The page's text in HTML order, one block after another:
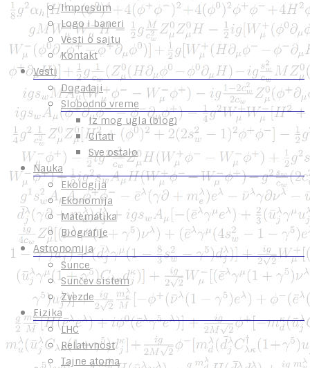
Impresum
Logo i baneri
Vesti o sajtu
Kontakt
Vesti
Događaji
Slobodno vreme
Iz mog ugla (blog)
Citati
Sve ostalo
Nauka
Ekologija
Ekonomija
Matematika
Biografije
Astronomija
Sunce
Sunčev sistem
Zvezde
Fizika
LHC
Relativnost
Tajne atoma